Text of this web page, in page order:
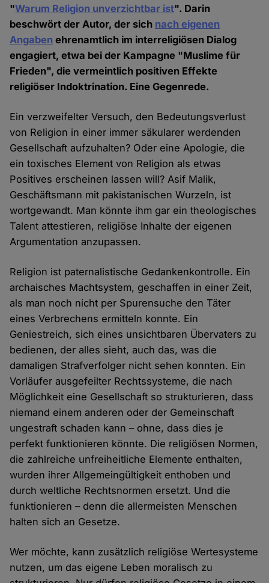
"Warum Religion unverzichtbar ist". Darin
beschwört der Autor, der sich nach eigenen
Angaben ehrenamtlich im interreligiösen Dialog
engagiert, etwa bei der Kampagne "Muslime für
Frieden", die vermeintlich positiven Effekte
religiöser Indoktrination. Eine Gegenrede.
Ein verzweifelter Versuch, den Bedeutungsverlust
von Religion in einer immer säkularer werdenden
Gesellschaft aufzuhalten? Oder eine Apologie, die
ein toxisches Element von Religion als etwas
Positives erscheinen lassen will? Asif Malik,
Geschäftsmann mit pakistanischen Wurzeln, ist
wortgewandt. Man könnte ihm gar ein theologisches
Talent attestieren, religiöse Inhalte der eigenen
Argumentation anzupassen.
Religion ist paternalistische Gedankenkontrolle. Ein
archaisches Machtsystem, geschaffen in einer Zeit,
als man noch nicht per Spurensuche den Täter
eines Verbrechens ermitteln konnte. Ein
Geniestreich, sich eines unsichtbaren Übervaters zu
bedienen, der alles sieht, auch das, was die
damaligen Strafverfolger nicht sehen konnten. Ein
Vorläufer ausgefeilter Rechtssysteme, die nach
Möglichkeit eine Gesellschaft so strukturieren, dass
niemand einem anderen oder der Gemeinschaft
ungestraft schaden kann – ohne, dass dies je
perfekt funktionieren könnte. Die religiösen Normen,
die zahlreiche unfreiheitliche Elemente enthalten,
wurden ihrer Allgemeingültigkeit enthoben und
durch weltliche Rechtsnormen ersetzt. Und die
funktionieren – denn die allermeisten Menschen
halten sich an Gesetze.
Wer möchte, kann zusätzlich religiöse Wertesysteme
nutzen, um das eigene Leben moralisch zu